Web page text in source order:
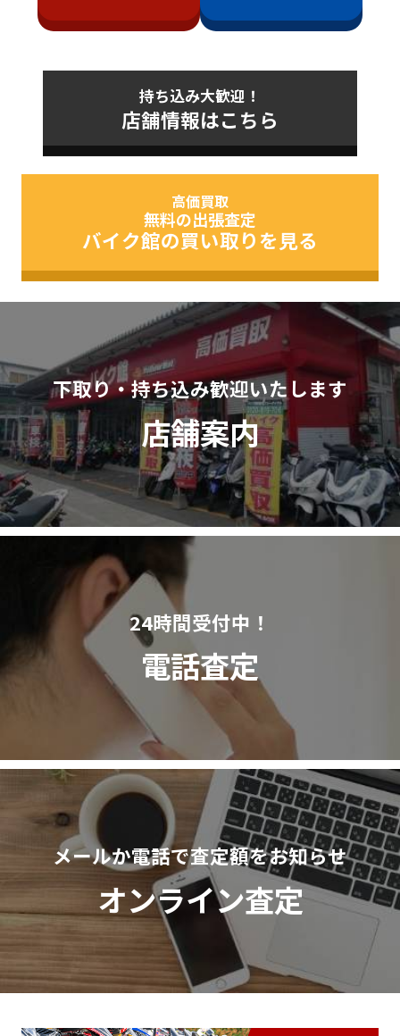
持ち込み大歓迎！
店舗情報はこちら
高価買取
無料の出張査定
バイク館の買い取りを見る
下取り・持ち込み歓迎いたします
店舗案内
24時間受付中！
電話査定
メールか電話で査定額をお知らせ
オンライン査定